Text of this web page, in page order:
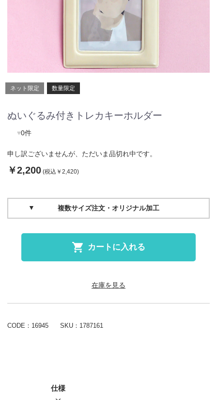
ネット限定 数量限定
ぬいぐるみ付きトレカキーホルダー
♥0件
申し訳ございませんが、ただいま品切れ中です。
￥2,200 (税込￥2,420)
複数サイズ注文・オリジナル加工
カートに入れる
在庫を見る
CODE：16945 SKU： 1787161
仕様